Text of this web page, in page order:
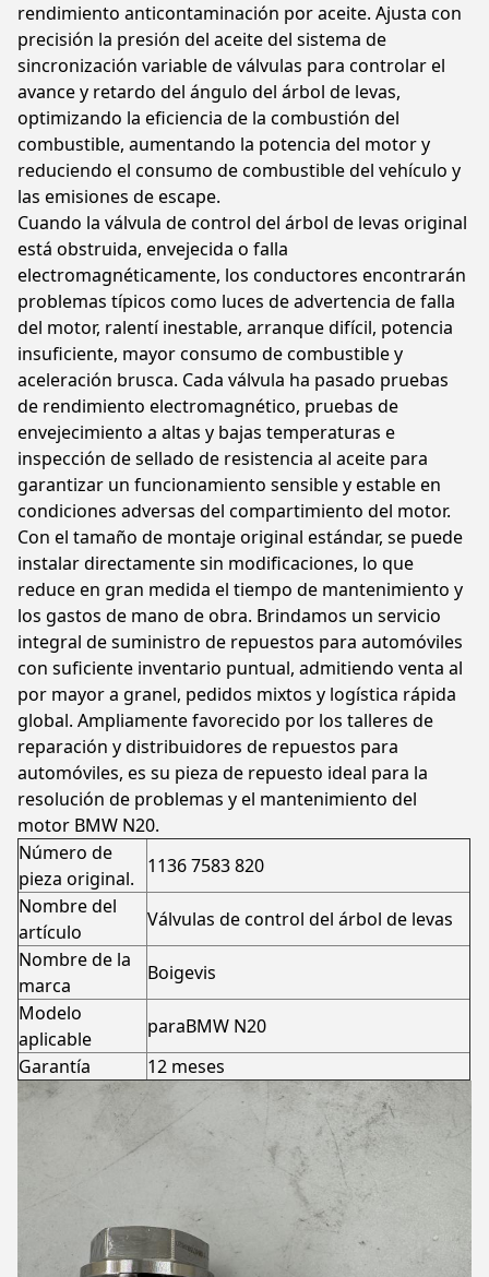
rendimiento anticontaminación por aceite. Ajusta con
precisión la presión del aceite del sistema de
sincronización variable de válvulas para controlar el
avance y retardo del ángulo del árbol de levas,
optimizando la eficiencia de la combustión del
combustible, aumentando la potencia del motor y
reduciendo el consumo de combustible del vehículo y
las emisiones de escape.
Cuando la válvula de control del árbol de levas original
está obstruida, envejecida o falla
electromagnéticamente, los conductores encontrarán
problemas típicos como luces de advertencia de falla
del motor, ralentí inestable, arranque difícil, potencia
insuficiente, mayor consumo de combustible y
aceleración brusca. Cada válvula ha pasado pruebas
de rendimiento electromagnético, pruebas de
envejecimiento a altas y bajas temperaturas e
inspección de sellado de resistencia al aceite para
garantizar un funcionamiento sensible y estable en
condiciones adversas del compartimiento del motor.
Con el tamaño de montaje original estándar, se puede
instalar directamente sin modificaciones, lo que
reduce en gran medida el tiempo de mantenimiento y
los gastos de mano de obra. Brindamos un servicio
integral de suministro de repuestos para automóviles
con suficiente inventario puntual, admitiendo venta al
por mayor a granel, pedidos mixtos y logística rápida
global. Ampliamente favorecido por los talleres de
reparación y distribuidores de repuestos para
automóviles, es su pieza de repuesto ideal para la
resolución de problemas y el mantenimiento del
motor BMW N20.
Número de
pieza original.
1136 7583 820
Nombre del
artículo
Válvulas de control del árbol de levas
Nombre de la
marca
Boigevis
Modelo
aplicable
paraBMW N20
Garantía
12 meses